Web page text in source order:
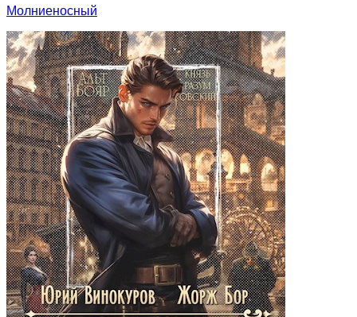
Молниеносный